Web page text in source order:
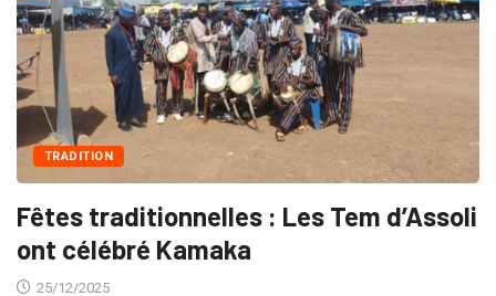
TRADITION
Fêtes traditionnelles : Les Tem d’Assoli
ont célébré Kamaka
25/12/2025